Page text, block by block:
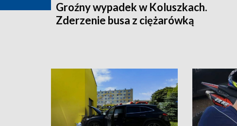
Groźny wypadek w Koluszkach.
Zderzenie busa z ciężarówką